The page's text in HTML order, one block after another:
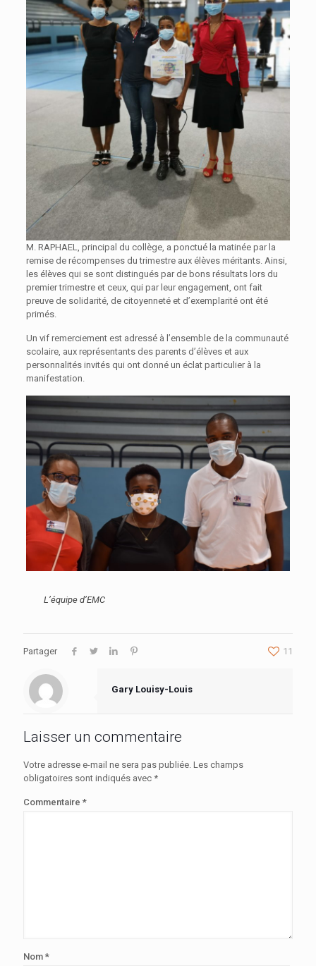
M. RAPHAEL, principal du collège, a ponctué la matinée par la
remise de récompenses du trimestre aux élèves méritants. Ainsi,
les élèves qui se sont distingués par de bons résultats lors du
premier trimestre et ceux, qui par leur engagement, ont fait
preuve de solidarité, de citoyenneté et d’exemplarité ont été
primés.
Un vif remerciement est adressé à l’ensemble de la communauté
scolaire, aux représentants des parents d’élèves et aux
personnalités invités qui ont donné un éclat particulier à la
manifestation.
L’équipe d’EMC
Partager 11
Gary Louisy-Louis
Laisser un commentaire
Votre adresse e-mail ne sera pas publiée. Les champs
obligatoires sont indiqués avec *
Commentaire *
Nom *